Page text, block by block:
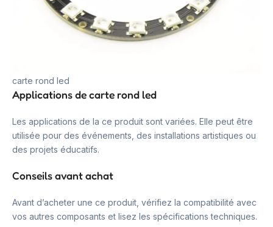
carte rond led
Applications de carte rond led
Les applications de la ce produit sont variées. Elle peut être
utilisée pour des événements, des installations artistiques ou
des projets éducatifs.
Conseils avant achat
Avant d’acheter une ce produit, vérifiez la compatibilité avec
vos autres composants et lisez les spécifications techniques.